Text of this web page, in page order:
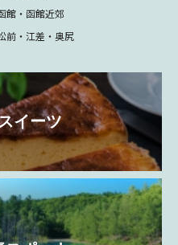
館・函館近郊
前・江差・奥尻
イーツ